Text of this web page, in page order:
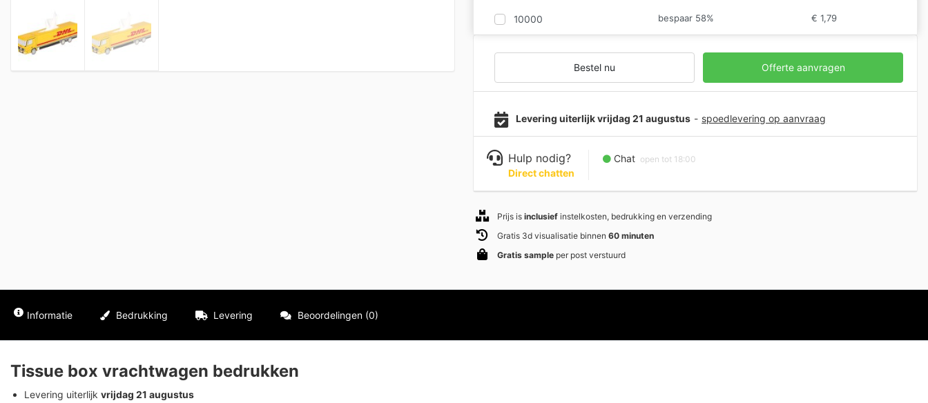
10000 bespaar 58% € 1,79
Bestel nu Offerte aanvragen
Levering uiterlijk vrijdag 21 augustus - spoedlevering op aanvraag
Hulp nodig?
Direct chatten
Chat open tot 18:00
Prijs isinclusief instelkosten, bedrukking en verzending
Gratis 3d visualisatie binnen60 minuten
Gratis sample per post verstuurd
Informatie Bedrukking Levering Beoordelingen (0)
Tissue box vrachtwagen bedrukken
Levering uiterlijk vrijdag 21 augustus